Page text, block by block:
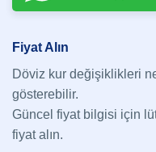
Fiyat Alın
Döviz kur değişiklikleri
gösterebilir.
Güncel fiyat bilgisi için
fiyat alın.